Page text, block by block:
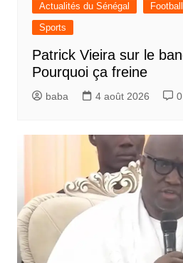
Actualités du Sénégal Football
Sports
Patrick Vieira sur le
Pourquoi ça freine
baba 4 août 2026 0